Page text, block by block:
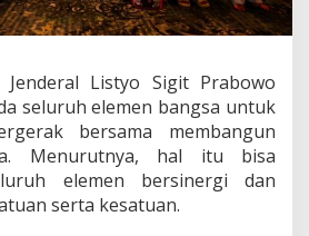
,
K
o
r
i
e
r
Listyo Sigit Prabowo
seluruh elemen bangsa untuk
bersama membangun
Menurutnya, hal itu bisa
elemen bersinergi dan
serta kesatuan.